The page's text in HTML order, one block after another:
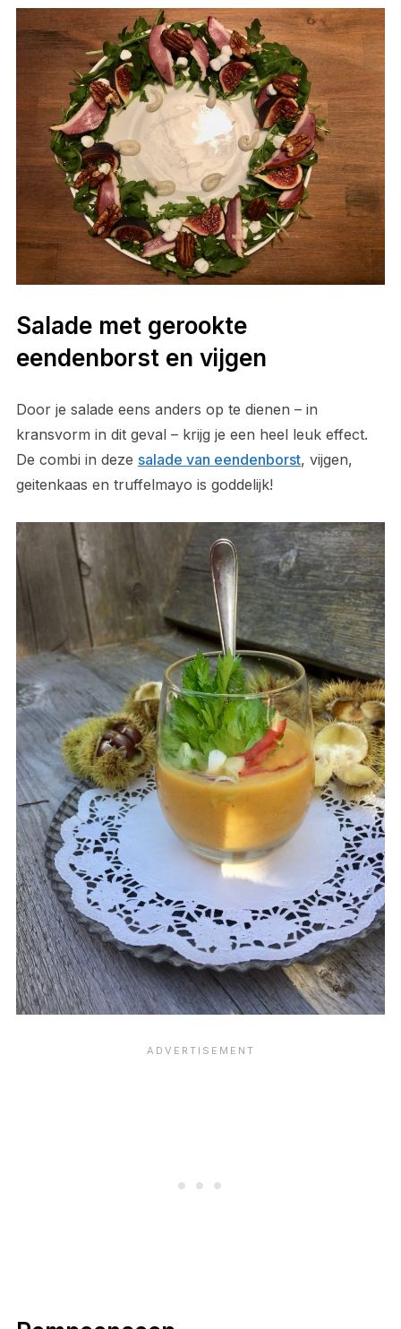
Salade met gerookte
eendenborst en vijgen
Door je salade eens anders op te dienen – in
kransvorm in dit geval – krijg je een heel leuk effect.
De combi in deze salade van eendenborst, vijgen,
geitenkaas en truffelmayo is goddelijk!